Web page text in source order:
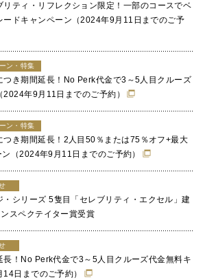
リティ・リフレクション限定！一部のコースでベ
ードキャンペーン（2024年9月11日までのご予
ン・特集
つき期間延長！No Perk代金で3～5人目クルーズ
年9月11日までのご予約）
ン・特集
つき期間延長！2人目50％または75％オフ+最大
（2024年9月11日までのご予約）
・シリーズ 5隻目「セレブリティ・エクセル」建
スペクテイター賞受賞
長！No Perk代金で3～5人目クルーズ代金無料キ
日までのご予約）